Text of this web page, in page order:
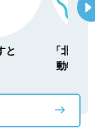
「北海道３大
動物」プロジ